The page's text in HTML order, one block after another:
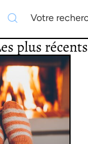
plus récents